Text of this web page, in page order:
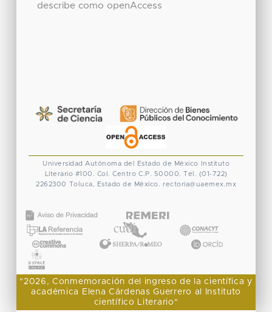
describe como openAccess
Universidad Autónoma del Estado de México
Instituto
Literario #100. Col. Centro C.P. 50000. Tel. (01-722)
2262300 Toluca, Estado de México. rectoria@uaemex.mx
"2026, Conmemoración del ingreso de la científica y
académica Elena Cárdenas Guerrero al Instituto
científico Literario"